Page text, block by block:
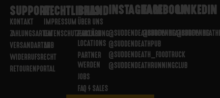
SUPPORT
KONTAKT
ZAHLUNGSARTEN
VERSANDARTEN
WIDERRUFSRECHT
RETOURENPORTAL
RECHTLICHES
IMPRESSUM
DATENSCHUTZERKLÄRUNG
AGB
BRAND
ÜBER UNS
PARTNER
LOCATIONS
PARTNER
WERDEN
JOBS
FAQ / SALES
INSTAGRAM
@SUDDENDEATHBREWING
@SUDDENDEATHPUB
@SUDDENDEATH_FOODTRUCK
@SUDDENDEATHRUNNINGCLUB
FACEBOOK
@SUDDENDEATHBREWING
LINKEDIN